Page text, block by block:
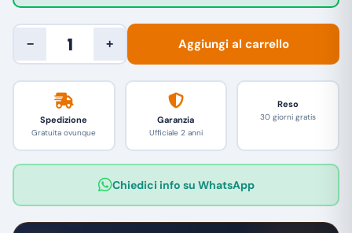
− + Aggiungi al carrello
Spedizione
Gratuita ovunque
Garanzia
Ufficiale 2 anni
Reso
30 giorni gratis
Chiedici info su WhatsApp